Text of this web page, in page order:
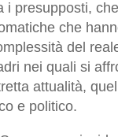
i presupposti,
che
del
nei quali si
attualità,
e politico.